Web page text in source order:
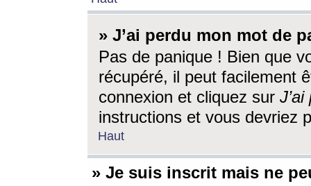
» J’ai perdu mon mot de
Pas de panique ! Bien que
récupéré, il peut facilement
connexion et cliquez sur
instructions et vous devriez
Haut
» Je suis inscrit mais ne